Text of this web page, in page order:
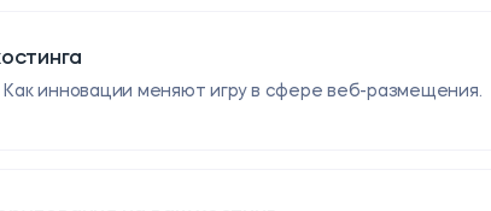
инновации меняют игру в сфере веб-размещения.